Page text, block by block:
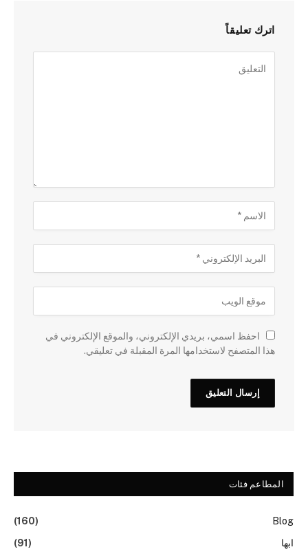
اترك تعليقاً
احفظ اسمي، بريدي الإلكتروني، والموقع الإلكتروني في
هذا المتصفح لاستخدامها المرة المقبلة في تعليقي.
المطاعم فئات
Blog
(160)
ابها
(91)